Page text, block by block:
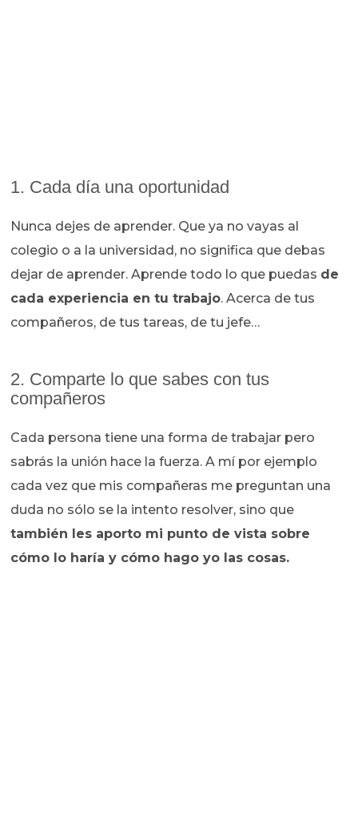
1. Cada día una oportunidad
Nunca dejes de aprender. Que ya no vayas al
colegio o a la universidad, no significa que debas
dejar de aprender. Aprende todo lo que puedas de
cada experiencia en tu trabajo. Acerca de tus
compañeros, de tus tareas, de tu jefe…
2. Comparte lo que sabes con tus
compañeros
Cada persona tiene una forma de trabajar pero
sabrás la unión hace la fuerza. A mí por ejemplo
cada vez que mis compañeras me preguntan una
duda no sólo se la intento resolver, sino que
también les aporto mi punto de vista sobre
cómo lo haría y cómo hago yo las cosas.